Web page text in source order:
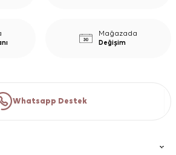
Mağazada
Değişim
Whatsapp Destek